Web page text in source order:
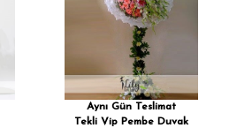
Aynı Gün Teslimat
Tekli Vip Pembe Duvak